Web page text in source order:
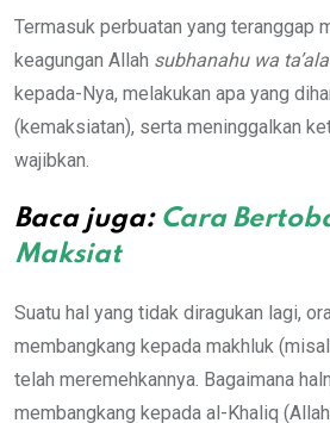
Termasuk perbuatan yang teranggap
keagungan Allah subhanahu wa ta’ala
kepada-Nya, melakukan apa yang
(kemaksiatan), serta meninggalkan
wajibkan.
Baca juga: Cara
Maksiat
Suatu hal yang tidak diragukan lagi,
membangkang kepada makhluk
telah meremehkannya. Bagaimana
membangkang kepada al-Khaliq (Allah